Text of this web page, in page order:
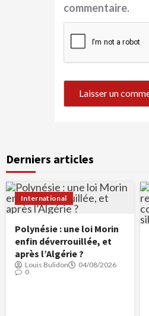
commentaire.
Derniers articles
International
Polynésie : une loi Morin
enfin déverrouillée, et
après l’Algérie ?
Louis Bulidon
04/08/2026
0